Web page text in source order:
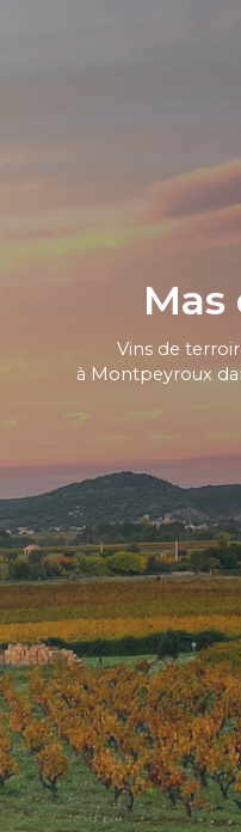
Mas
Vins de
à Montpeyroux